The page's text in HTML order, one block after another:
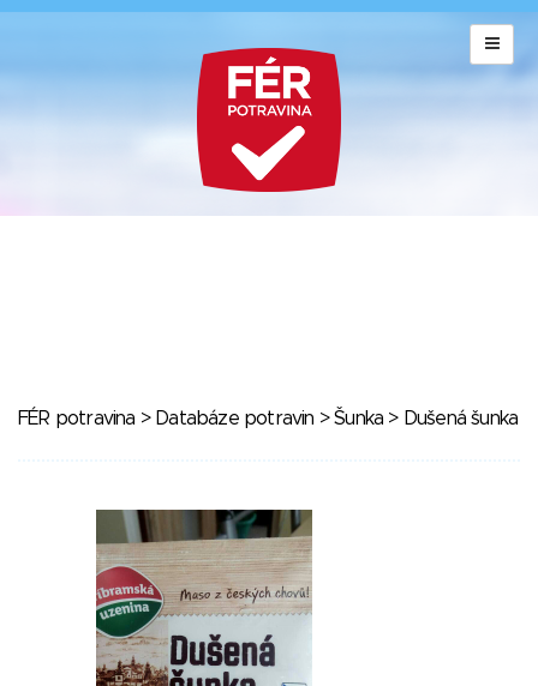
FÉR potravina > Databáze potravin >Šunka > Dušená šunka